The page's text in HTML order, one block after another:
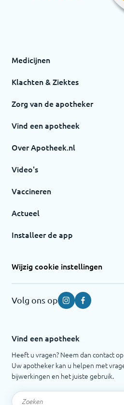
Medicijnen
Klachten & Ziektes
Zorg van de apotheker
Vind een apotheek
Over Apotheek.nl
Video's
Vaccineren
Actueel
Installeer de app
Wijzig cookie instellingen
Volg ons op InstagramFacebook
Vind een apotheek
Heeft u vragen? Neem dan contact
Uw apotheker kan u helpen met
bijwerkingen en het juiste gebruik.